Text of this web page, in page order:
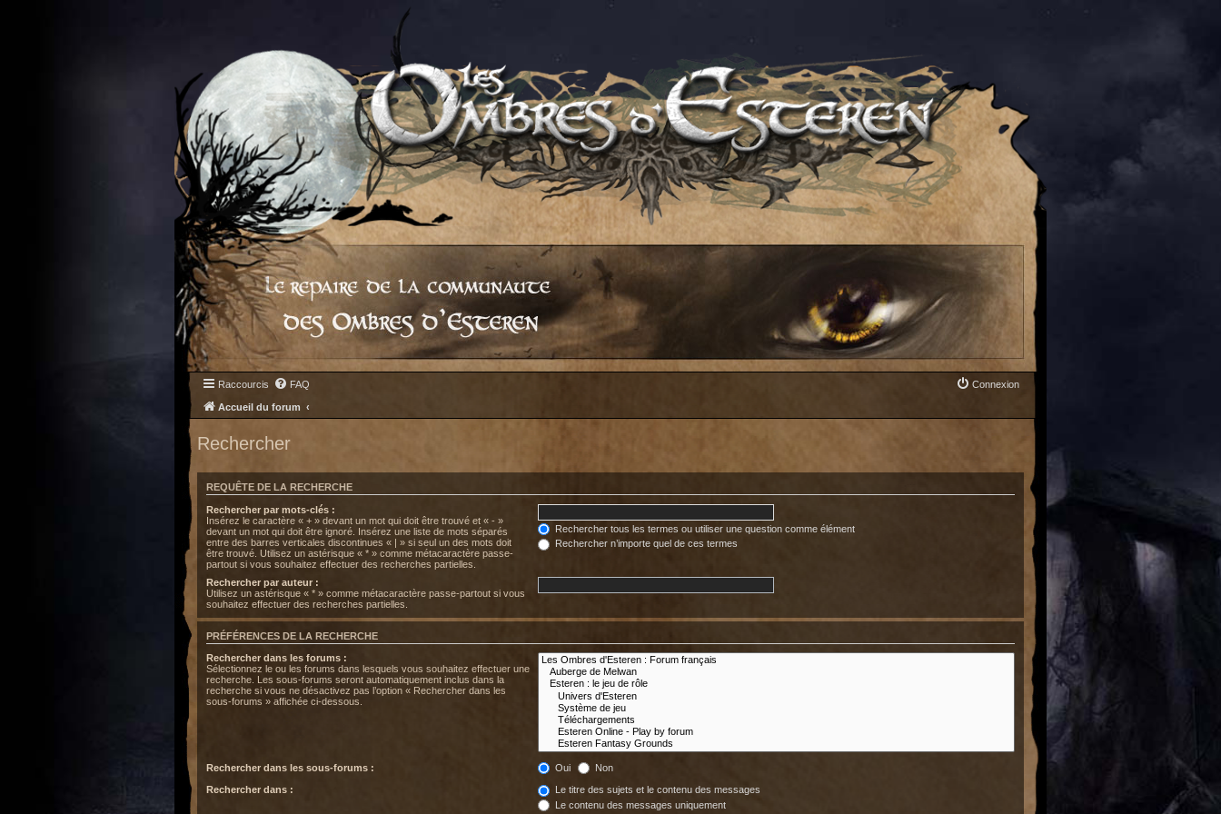
Raccourcis FAQ Connexion
Accueil du forum
Rechercher
REQUÊTE DE LA RECHERCHE
Rechercher par mots-clés :
Insérez le caractère « + » devant un mot qui doit être trouvé et « - »
devant un mot qui doit être ignoré. Insérez une liste de mots séparés
entre des barres verticales discontinues « | » si seul un des mots doit
être trouvé. Utilisez un astérisque « * » comme métacaractère passe-
partout si vous souhaitez effectuer des recherches partielles.
Rechercher tous les termes ou utiliser une question comme élément
Rechercher n’importe quel de ces termes
Rechercher par auteur :
Utilisez un astérisque « * » comme métacaractère passe-partout si vous
souhaitez effectuer des recherches partielles.
PRÉFÉRENCES DE LA RECHERCHE
Rechercher dans les forums :
Sélectionnez le ou les forums dans lesquels vous souhaitez effectuer une
recherche. Les sous-forums seront automatiquement inclus dans la
recherche si vous ne désactivez pas l’option « Rechercher dans les
sous-forums » affichée ci-dessous.
Rechercher dans les sous-forums : Oui Non
Rechercher dans :
Le titre des sujets et le contenu des messages
Le contenu des messages uniquement